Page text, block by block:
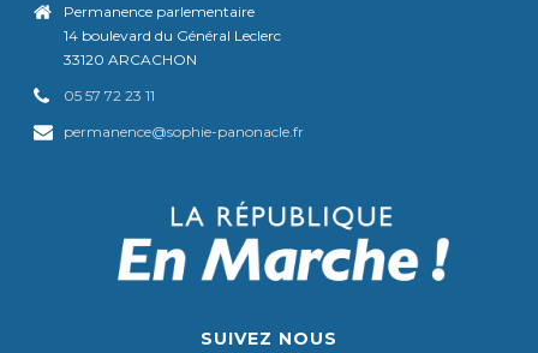
Permanence parlementaire
14 boulevard du Général Leclerc
33120 ARCACHON
05 57 72 23 11
permanence@sophie-panonacle.fr
SUIVEZ NOUS